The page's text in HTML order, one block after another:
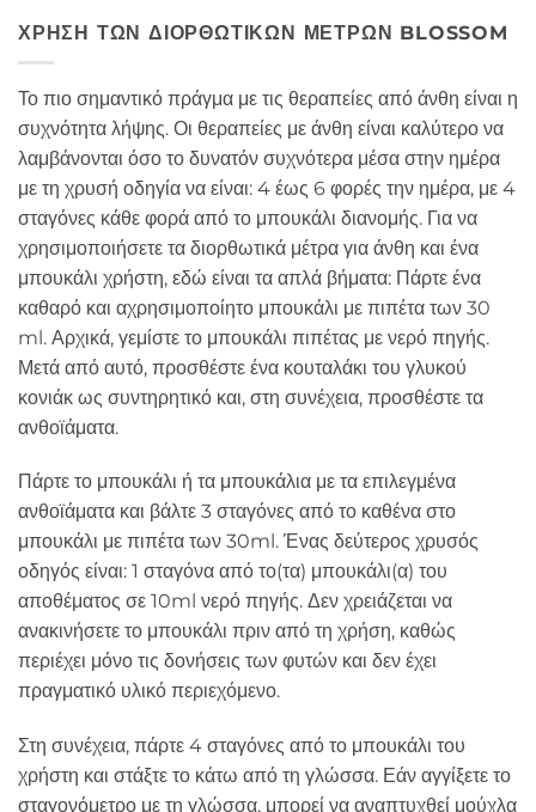
ΧΡΉΣΗ ΤΩΝ ΔΙΟΡΘΩΤΙΚΏΝ ΜΈΤΡΩΝ BLOSSOM
Το πιο σημαντικό πράγμα με τις θεραπείες από άνθη είναι η
συχνότητα λήψης. Οι θεραπείες με άνθη είναι καλύτερο να
λαμβάνονται όσο το δυνατόν συχνότερα μέσα στην ημέρα
με τη χρυσή οδηγία να είναι: 4 έως 6 φορές την ημέρα, με 4
σταγόνες κάθε φορά από το μπουκάλι διανομής. Για να
χρησιμοποιήσετε τα διορθωτικά μέτρα για άνθη και ένα
μπουκάλι χρήστη, εδώ είναι τα απλά βήματα: Πάρτε ένα
καθαρό και αχρησιμοποίητο μπουκάλι με πιπέτα των 30
ml. Αρχικά, γεμίστε το μπουκάλι πιπέτας με νερό πηγής.
Μετά από αυτό, προσθέστε ένα κουταλάκι του γλυκού
κονιάκ ως συντηρητικό και, στη συνέχεια, προσθέστε τα
ανθοϊάματα.
Πάρτε το μπουκάλι ή τα μπουκάλια με τα επιλεγμένα
ανθοϊάματα και βάλτε 3 σταγόνες από το καθένα στο
μπουκάλι με πιπέτα των 30ml. Ένας δεύτερος χρυσός
οδηγός είναι: 1 σταγόνα από το(τα) μπουκάλι(α) του
αποθέματος σε 10ml νερό πηγής. Δεν χρειάζεται να
ανακινήσετε το μπουκάλι πριν από τη χρήση, καθώς
περιέχει μόνο τις δονήσεις των φυτών και δεν έχει
πραγματικό υλικό περιεχόμενο.
Στη συνέχεια, πάρτε 4 σταγόνες από το μπουκάλι του
χρήστη και στάξτε το κάτω από τη γλώσσα. Εάν αγγίξετε το
σταγονόμετρο με τη γλώσσα, μπορεί να αναπτυχθεί μούχλα